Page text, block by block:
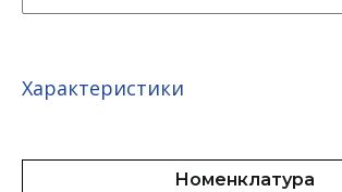
Характеристики
Номенклатура